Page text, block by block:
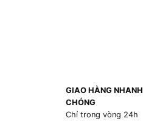
GIAO HÀNG NHANH
CHÓNG
Chỉ trong vòng 24h